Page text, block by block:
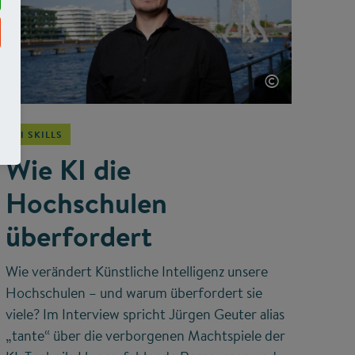
©
KI SKILLS
Wie KI die
Hochschulen
überfordert
Wie verändert Künstliche Intelligenz unsere
Hochschulen – und warum überfordert sie
viele? Im Interview spricht Jürgen Geuter alias
„tante“ über die verborgenen Machtspiele der